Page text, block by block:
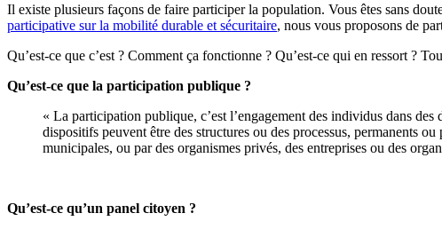
Il existe plusieurs façons de faire participer la population. Vous êtes sans
participative sur la mobilité durable et sécuritaire, nous vous proposons de
Qu’est-ce que c’est ? Comment ça fonctionne ? Qu’est-ce qui en ressort ?
Qu’est-ce que la participation publique ?
« La participation publique, c’est l’engagement des individus dans
dispositifs peuvent être des structures ou des processus, permanents
municipales, ou par des organismes privés, des entreprises ou des
Qu’est-ce qu’un panel citoyen ?